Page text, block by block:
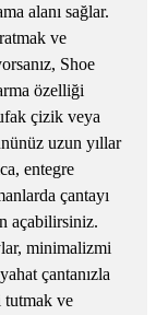
alanı sağlar.
ve
Shoe
özelliği
çizik veya
uzun yıllar
entegre
çantayı
açabilirsiniz.
minimalizmi
çantanızla
tutmak ve